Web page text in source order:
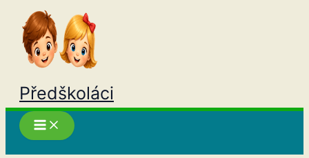
Přeskočit
obsah
Předškoláci